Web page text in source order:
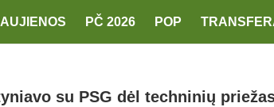
PČ 2026 POP
su PSG dėl techninių